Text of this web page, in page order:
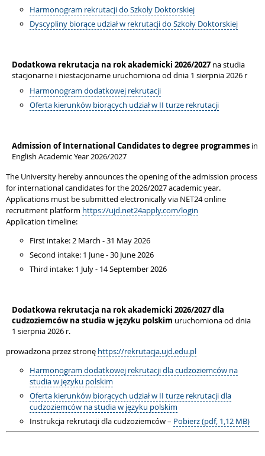
Harmonogram rekrutacji do Szkoły Doktorskiej
Dyscypliny biorące udział w rekrutacji do Szkoły Doktorskiej
Dodatkowa rekrutacja na rok akademicki 2026/2027 na studia
stacjonarne i niestacjonarne uruchomiona od dnia 1 sierpnia 2026 r
Harmonogram dodatkowej rekrutacji
Oferta kierunków biorących udział w II turze rekrutacji
Admission of International Candidates to degree programmes in
English Academic Year 2026/2027
The University hereby announces the opening of the admission process
for international candidates for the 2026/2027 academic year.
Applications must be submitted electronically via NET24 online
recruitment platform https://ujd.net24apply.com/login
Application timeline:
First intake: 2 March - 31 May 2026
Second intake: 1 June - 30 June 2026
Third intake: 1 July - 14 September 2026
Dodatkowa rekrutacja na rok akademicki 2026/2027 dla
cudzoziemców na studia w języku polskim uruchomiona od dnia
1 sierpnia 2026 r.
prowadzona przez stronę https://rekrutacja.ujd.edu.pl
Harmonogram dodatkowej rekrutacji dla cudzoziemców na
studia w języku polskim
Oferta kierunków biorących udział w II turze rekrutacji dla
cudzoziemców na studia w języku polskim
Instrukcja rekrutacji dla cudzoziemców – Pobierz (pdf, 1,12 MB)